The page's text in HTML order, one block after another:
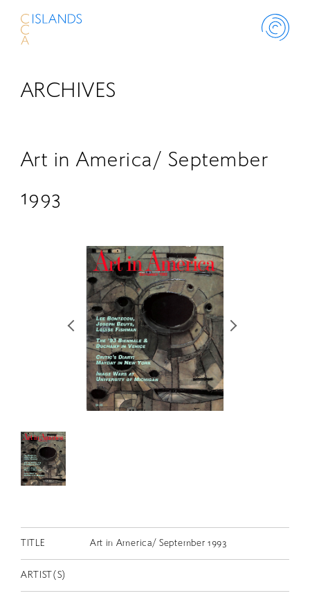
ABOUT
SCHOLARSHIP
RETRACE
コンサート
出演者
スカラシップ受賞者
JP
ARCHIVES
Art in America/ September
1993
TITLE Art in America/ September 1993
ARTIST(S)